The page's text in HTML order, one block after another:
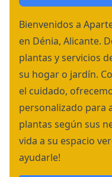
Bienvenidos a
en Dénia, Alicante.
plantas y servicios
su hogar o jardín.
el cuidado,
personalizado para
plantas según sus
vida a su espacio
ayudarle!